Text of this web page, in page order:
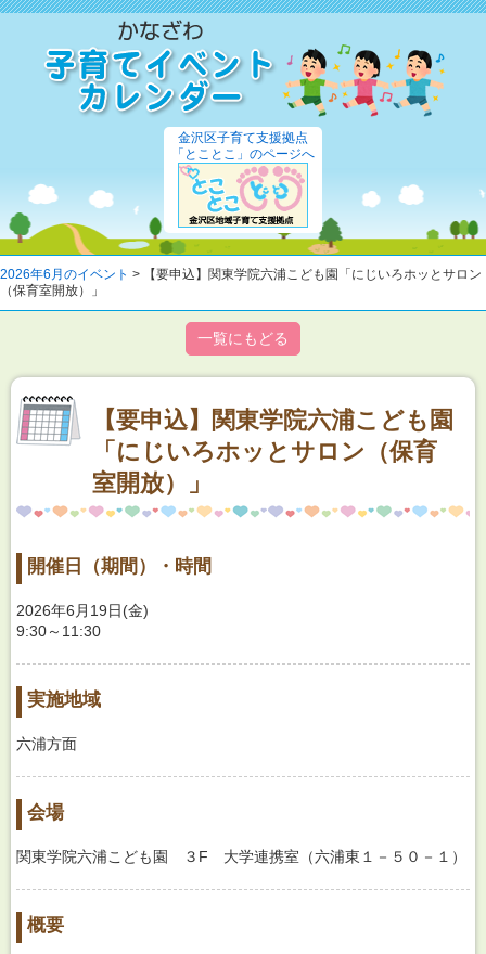
金沢区子育て支援拠点
「とことこ」のページへ
2026年6月のイベント > 【要申込】関東学院六浦こども園「にじいろホッとサロン
（保育室開放）」
一覧にもどる
【要申込】関東学院六浦こども園
「にじいろホッとサロン（保育
室開放）」
開催日（期間）・時間
2026年6月19日(金)
9:30～11:30
実施地域
六浦方面
会場
関東学院六浦こども園 ３F 大学連携室（六浦東１－５０－１）
概要